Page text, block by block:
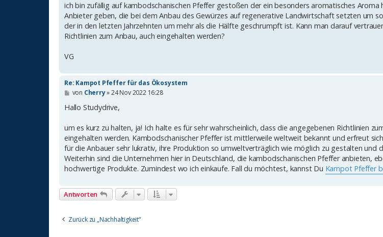
a
g
ich bin zufällig auf kambodschanischen Pfeffer gestoßen der ein besonders aromatisches Aroma
Anbieter geben, die bei dem Anbau des Gewürzes auf regenerative Landwirtschaft setzten um
der in den letzten Jahrzehnten um mehr als die Hälfte geschrumpft ist. Kann man darauf
Richtlinien zum Anbau, auch eingehalten werden?
VG
Re: Kampot Pfeffer für das Ökosystem
B
i
a
g
von Cherry»24 Nov 2022 16:28
Hallo Studydrive,
um es kurz zu halten, ja! Ich halte es für sehr wahrscheinlich, dass die angegebenen Richtlinien
eingehalten werden. Kambodschanischer Pfeffer ist mittlerweile weltweit bekannt und erfreut
für die Anbauer sehr lukrativ, ihre Produktion so umweltverträglich wie möglich zu gestalten und
Weiterhin sind die Unternehmen hier in Deutschland, die kambodschanischen Pfeffer anbieten,
hochwertige Produkte. Zumindest wo ich einkaufe. Fall du möchtest, kannst Du Kampot Pfeffer
Antworten
Zurück zu „Nachhaltigkeit“